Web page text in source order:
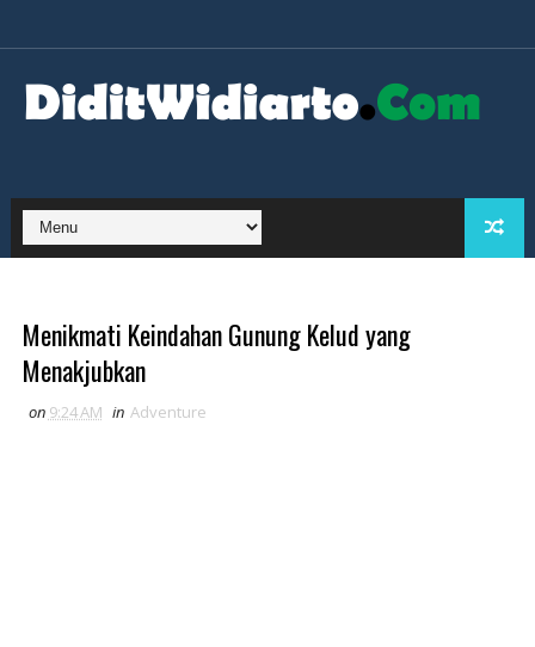
Menikmati Keindahan Gunung Kelud yang
Menakjubkan
on 9:24 AM in Adventure